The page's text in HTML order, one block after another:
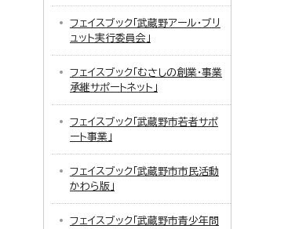
フェイスブック「武蔵野アール・ブリ
ュット実行委員会」
フェイスブック「むさしの創業・事業
承継サポートネット」
フェイスブック「武蔵野市若者サポ
ート事業」
フェイスブック「武蔵野市市民活動
かわら版」
フェイスブック「武蔵野市青少年問